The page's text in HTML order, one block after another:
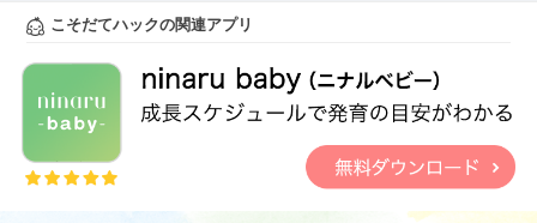
こそだてハックの関連アプリ